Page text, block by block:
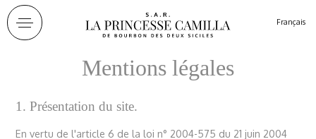
Français
Mentions légales
1. Présentation du site.
En vertu de l'article 6 de la loi n° 2004-575 du 21 juin 2004
Panneau de gestion des cookies